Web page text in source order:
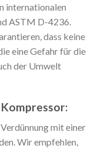
internationalen
ASTM D-4236.
dass keine
eine Gefahr für die
der Umwelt
mit einer
Wir empfehlen,